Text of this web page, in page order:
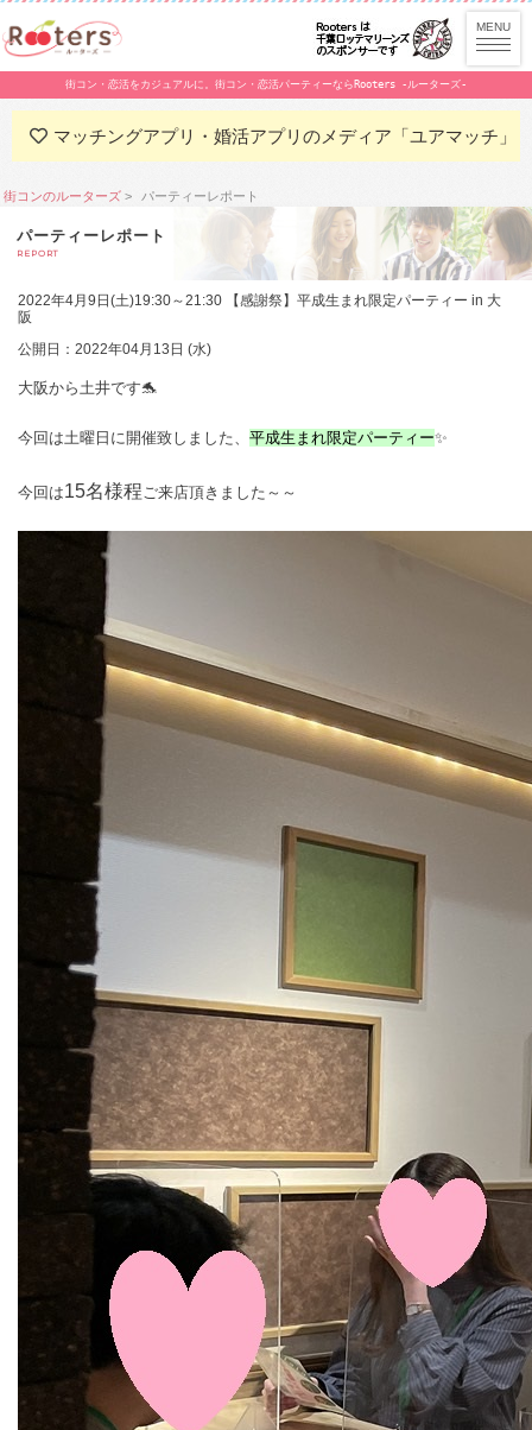
街コン・恋活をカジュアルに。街コン・恋活パーティーならRooters -ルーターズ-
マッチングアプリ・婚活アプリのメディア「ユアマッチ」
街コンのルーターズ パーティーレポート
パーティーレポート
REPORT
2022年4月9日(土)19:30～21:30 【感謝祭】平成生まれ限定パーティー in 大
阪
公開日：2022年04月13日 (水)
大阪から土井です🐬
今回は土曜日に開催致しました、 平成生まれ限定パーティー✨
今回は15名様程ご来店頂きました～～